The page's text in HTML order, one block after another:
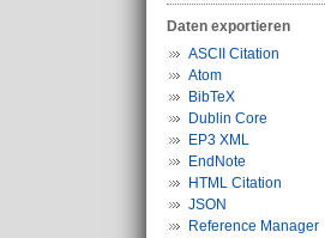
Daten exportieren
ASCII Citation
Atom
BibTeX
Dublin Core
EP3 XML
EndNote
HTML Citation
JSON
Reference Manager